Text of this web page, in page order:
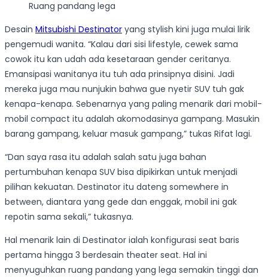
Ruang pandang lega
Desain Mitsubishi Destinator yang stylish kini juga mulai lirik
pengemudi wanita. “Kalau dari sisi lifestyle, cewek sama
cowok itu kan udah ada kesetaraan gender ceritanya.
Emansipasi wanitanya itu tuh ada prinsipnya disini. Jadi
mereka juga mau nunjukin bahwa gue nyetir SUV tuh gak
kenapa-kenapa. Sebenarnya yang paling menarik dari mobil-
mobil compact itu adalah akomodasinya gampang. Masukin
barang gampang, keluar masuk gampang,” tukas Rifat lagi.
“Dan saya rasa itu adalah salah satu juga bahan
pertumbuhan kenapa SUV bisa dipikirkan untuk menjadi
pilihan kekuatan. Destinator itu dateng somewhere in
between, diantara yang gede dan enggak, mobil ini gak
repotin sama sekali,” tukasnya.
Hal menarik lain di Destinator ialah konfigurasi seat baris
pertama hingga 3 berdesain theater seat. Hal ini
menyuguhkan ruang pandang yang lega semakin tinggi dan